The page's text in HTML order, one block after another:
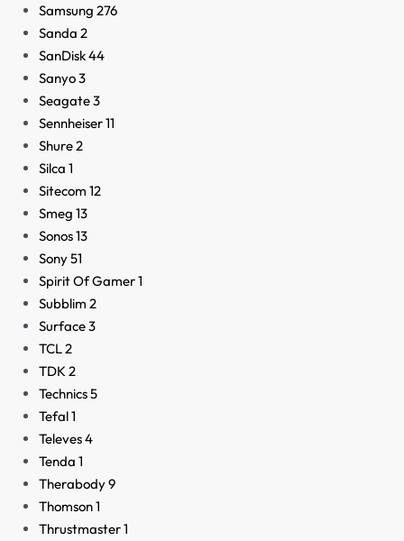
Samsung 276
Sanda 2
SanDisk44
Sanyo3
Seagate3
Sennheiser11
Shure2
Silca 1
Sitecom 12
Smeg 13
Sonos13
Sony51
Spirit Of Gamer1
Subblim 2
Surface3
TCL2
TDK 2
Technics5
Tefal1
Televes4
Tenda 1
Therabody9
Thomson1
Thrustmaster1